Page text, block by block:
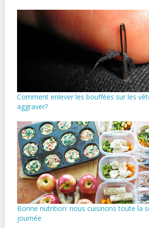
Comment enlever les bouffées sur les
aggraver?
Bonne nutrition: nous cuisinons toute la
journée